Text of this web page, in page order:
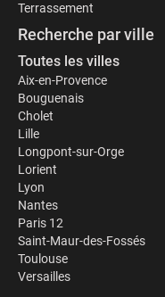
Terrassement
Recherche par ville
Toutes les villes
Aix-en-Provence
Bouguenais
Cholet
Lille
Longpont-sur-Orge
Lorient
Lyon
Nantes
Paris 12
Saint-Maur-des-Fossés
Toulouse
Versailles